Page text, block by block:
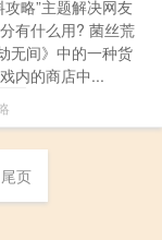
略”主题解决网友
有什么用? 菌丝荒
无间》中的一种货
内的商店中...
尾页